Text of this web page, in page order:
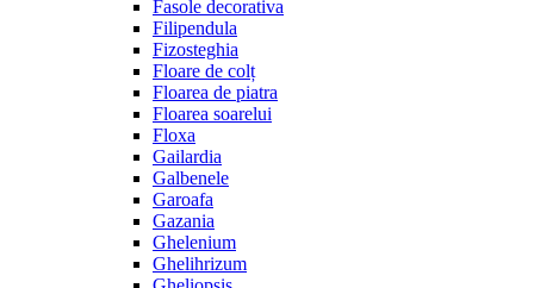
Fasole decorativa
Filipendula
Fizosteghia
Floare de colț
Floarea de piatra
Floarea soarelui
Floxa
Gailardia
Galbenele
Garoafa
Gazania
Ghelenium
Ghelihrizum